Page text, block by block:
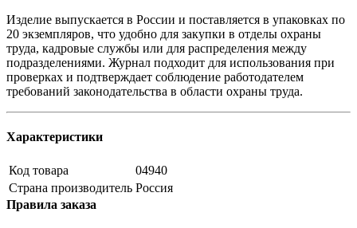
Изделие выпускается в России и поставляется в упаковках по
20 экземпляров, что удобно для закупки в отделы охраны
труда, кадровые службы или для распределения между
подразделениями. Журнал подходит для использования при
проверках и подтверждает соблюдение работодателем
требований законодательства в области охраны труда.
Характеристики
Код товара
04940
Страна производитель Россия
Правила заказа